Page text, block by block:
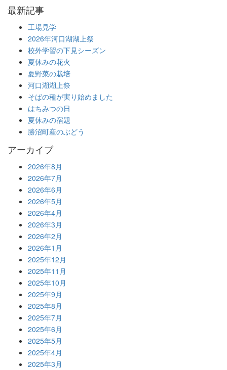
最新記事
工場見学
2026年河口湖湖上祭
校外学習の下見シーズン
夏休みの花火
夏野菜の栽培
河口湖湖上祭
そばの種が実り始めました
はちみつの日
夏休みの宿題
勝沼町産のぶどう
アーカイブ
2026年8月
2026年7月
2026年6月
2026年5月
2026年4月
2026年3月
2026年2月
2026年1月
2025年12月
2025年11月
2025年10月
2025年9月
2025年8月
2025年7月
2025年6月
2025年5月
2025年4月
2025年3月